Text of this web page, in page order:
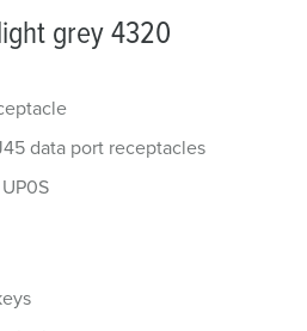
grey 4320
data port receptacles